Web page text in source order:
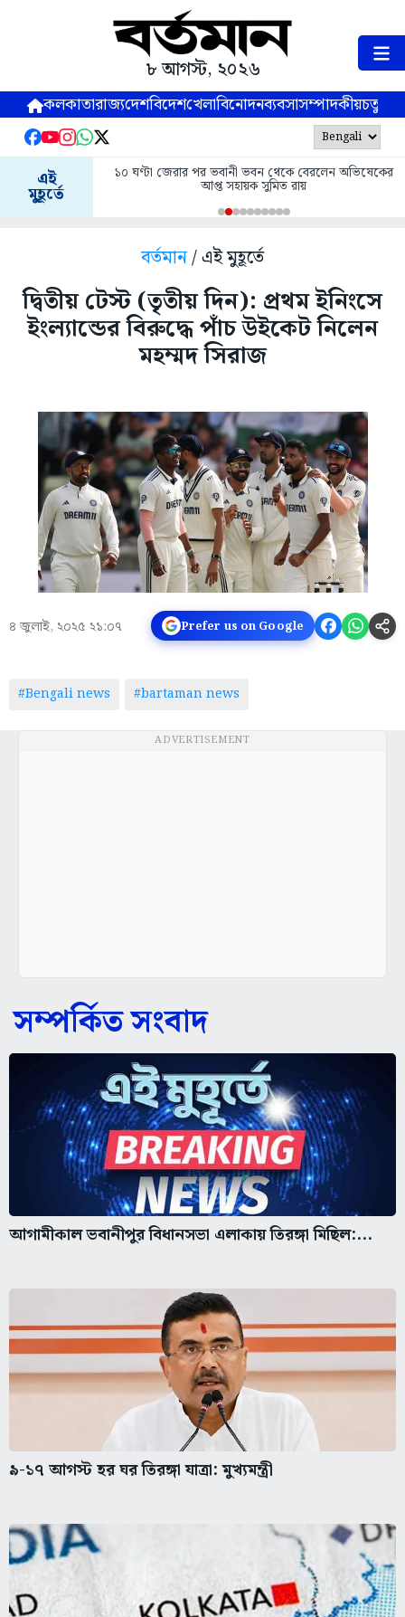
৮ আগস্ট, ২০২৬
কলকাতারাজ্যদেশবিদেশখেলাবিনোদনব্যবসাসম্পাদকীয়
এই
মুহূর্তে
১০ ঘণ্টা জেরার পর ভবানী ভবন থেকে বেরলেন অভিষেকের
আপ্ত সহায়ক সুমিত রায়
বর্তমান/ এই মুহূর্তে
দ্বিতীয় টেস্ট (তৃতীয় দিন): প্রথম ইনিংসে
ইংল্যান্ডের বিরুদ্ধে পাঁচ উইকেট নিলেন
মহম্মদ সিরাজ
৪ জুলাই, ২০২৫ ২১:০৭ Prefer us on Google
#Bengali news #bartaman news
ADVERTISEMENT
সম্পর্কিত সংবাদ
আগামীকাল ভবানীপুর বিধানসভা এলাকায় তিরঙ্গা মিছিল:...
৯-১৭ আগস্ট হর ঘর তিরঙ্গা যাত্রা: মুখ্যমন্ত্রী